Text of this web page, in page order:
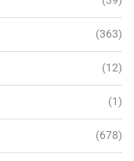
(363)
(12)
(1)
(678)